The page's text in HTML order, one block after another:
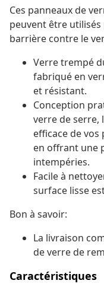
Ces panneaux de
peuvent être
barrière contre le
Verre trempé
fabriqué en
et résistant.
Conception
verre de serre,
efficace de
en offrant une
intempéries.
Facile à
surface lisse
Bon à savoir:
La livraison
de verre de
Caractéristiques